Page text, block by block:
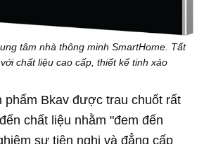
tâm nhà thông minh SmartHome. Tất
chất liệu cao cấp, thiết kế tinh xảo
Bkav được trau chuốt rất
chất liệu nhằm "đem đến
sự tiện nghi và đẳng cấp